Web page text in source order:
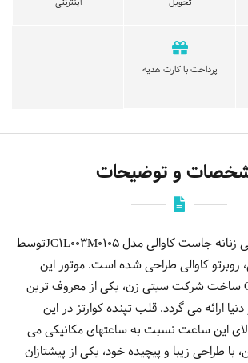
پرداخت با کارت هدیه
و توضیحات
ساعت مچی عقربه ایی زنانه جاست کاوالی مدل JC1L003M0105توسط
روبرتو کاوالی طراحی شده است. موتور این
ساعت، Citizen 2035 ساخت شرکت سیتی زن، یکی از معروف ترین
ارائه می گردد. قلب تپنده کوارتز در این
این ساعت نسبت به ساعتهای مکانیکی می
طراحی زیبا و پیچیده خود، یکی از پیشتازان